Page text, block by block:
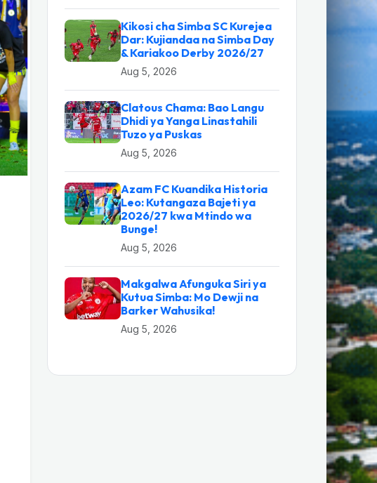
Kikosi cha Simba SC Kurejea
Dar: Kujiandaa na Simba Day
& Kariakoo Derby 2026/27
Aug 5, 2026
Clatous Chama: Bao Langu
Dhidi ya Yanga Linastahili
Tuzo ya Puskas
Aug 5, 2026
Azam FC Kuandika Historia
Leo: Kutangaza Bajeti ya
2026/27 kwa Mtindo wa
Bunge!
Aug 5, 2026
Makgalwa Afunguka Siri ya
Kutua Simba: Mo Dewji na
Barker Wahusika!
Aug 5, 2026